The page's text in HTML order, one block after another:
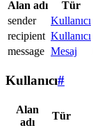
Alan adı Tür
sender
Kullanıcı
recipient Kullanıcı
message Mesaj
Kullanıcı#
Alan
adı
Tür